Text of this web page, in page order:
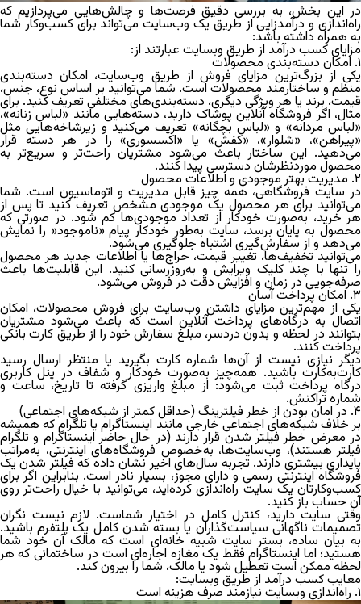
در این بخش، به بررسی دقیق فرصت‌ها و چالش‌هایی می‌پردازیم که
راه‌اندازی و درآمدزایی از طریق یک وب‌سایت می‌تواند برای کسب‌وکار شما
به همراه داشته باشد:
مزایای کسب درآمد از طریق وبسایت عبارتند از:
۱. امکان دسته‌بندی محصولات
یکی از بزرگ‌ترینمزایای فروش از طریق وب‌سایت، امکان دسته‌بندی
منظم و ساختارمند محصولات است. شما می‌توانید بر اساس نوع، جنس،
قیمت، برند یا هر ویژگی دیگری، دسته‌بندی‌های مختلفی تعریف کنید. برای
مثال، اگر فروشگاه آنلاین پوشاک دارید، دسته‌هایی مانند «لباس زنانه»،
«لباس مردانه» و «لباس بچگانه» تعریف می‌کنید و زیرشاخه‌هایی مثل
«پیراهن»، «شلوار»، «کفش» یا «اکسسوری» را در هر دسته قرار
می‌دهید. این ساختار باعث می‌شود مشتریان راحت‌تر و سریع‌تر به
محصول موردنظرشان دسترسی پیدا کنند.
۲. مدیریت بهتر موجودی و اطلاعات محصول
در سایت فروشگاهی، همه چیز قابل مدیریت و اتوماسیون است. شما
می‌توانید برای هر محصول یک موجودی مشخص تعریف کنید تا پس از
هر خرید، به‌صورت خودکار از تعداد موجودی‌ها کم شود. در صورتی که
محصول به پایان برسد، سایت به‌طور خودکار پیام «ناموجود« را نمایش
می‌دهد و از سفارش‌گیری اشتباه جلوگیری می‌شود.
می‌توانید تخفیف‌ها، تغییر قیمت، حراج‌ها یا اطلاعات جدید هر محصول
را تنها با چند کلیک ویرایش و به‌روزرسانی کنید. این قابلیت‌ها باعث
صرفه‌جویی در زمان و افزایش دقت در فروش می‌شود.
۳. امکان پرداخت آسان
یکی از مهم‌ترین مزایای داشتن وب‌سایت برای فروش محصولات، امکان
اتصال به درگاه‌های پرداخت آنلاین است که باعث می‌شود مشتریان
بتوانند در لحظه و بدون دردسر، مبلغ سفارش خود را از طریق کارت بانکی
پرداخت کنند.
دیگر نیازی نیست از آن‌ها شماره کارت بگیرید یا منتظر ارسال رسید
کارت‌به‌کارت باشید. همه‌چیز به‌صورت خودکار و شفاف در پنل کاربری
درگاه پرداخت ثبت می‌شود: از مبلغ واریزی گرفته تا تاریخ، ساعت و
شماره تراکنش.
۴. در امان بودن از خطر فیلترینگ (حداقل کمتر از شبکه‌های اجتماعی)
بر خلاف شبکه‌های اجتماعی خارجی مانند اینستاگرام یا تلگرام که همیشه
در معرض خطر فیلتر شدن قرار دارند (در حال حاضر اینستاگرام و تلگرام
فیلتر هستند)، وب‌سایت‌ها، به‌خصوص فروشگاه‌های اینترنتی، به‌مراتب
پایداری بیشتری دارند. تجربه سال‌های اخیر نشان داده که فیلتر شدن یک
فروشگاه اینترنتی رسمی و دارای مجوز، بسیار نادر است. بنابراین اگر برای
کسب‌وکارتان یک سایت راه‌اندازی کرده‌اید، می‌توانید با خیال راحت‌تر روی
آن حساب باز کنید.
وقتی سایت دارید، کنترل کامل در اختیار شماست. لازم نیست نگران
تصمیمات ناگهانی سیاست‌گذاران یا بسته شدن کامل یک پلتفرم باشید.
به بیان ساده، بستر سایت شبیه خانه‌ای است که مالک آن خود شما
هستید؛ اما اینستاگرام فقط یک مغازه اجاره‌ای است در ساختمانی که هر
لحظه ممکن است تعطیل شود یا مالک، شما را بیرون کند.
معایب کسب درآمد از طریق وبسایت:
۱. راه‌اندازی وبسایت نیازمند صرف هزینه است